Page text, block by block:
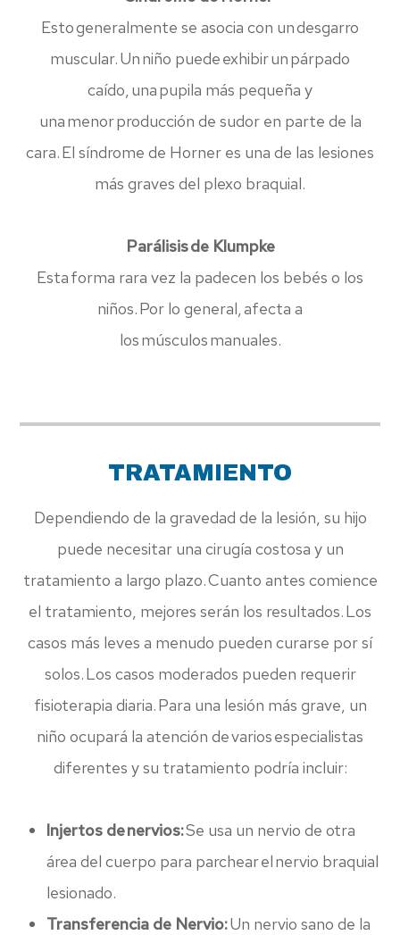
Esto generalmente se asocia con un desgarro
muscular. Un niño puede exhibir un párpado
caído, una pupila más pequeña y
una menor producción de sudor en parte de la
cara. El síndrome de Horner es una de las lesiones
más graves del plexo braquial.
Parálisis de Klumpke
Esta forma rara vez la padecen los bebés o los
niños. Por lo general, afecta a
los músculos manuales.
TRATAMIENTO
Dependiendo de la gravedad de la lesión, su hijo
puede necesitar una cirugía costosa y un
tratamiento a largo plazo. Cuanto antes comience
el tratamiento, mejores serán los resultados. Los
casos más leves a menudo pueden curarse por sí
solos. Los casos moderados pueden requerir
fisioterapia diaria. Para una lesión más grave, un
niño ocupará la atención de varios especialistas
diferentes y su tratamiento podría incluir:
Injertos de nervios:Se usa un nervio de otra
área del cuerpo para parchear el nervio braquial
lesionado.
Transferencia de Nervio:Un nervio sano de la